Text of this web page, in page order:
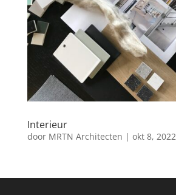
Interieur
door MRTN Architecten | okt 8, 2022